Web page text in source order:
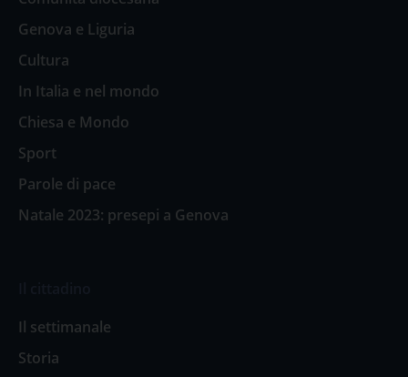
Genova e Liguria
Cultura
In Italia e nel mondo
Chiesa e Mondo
Sport
Parole di pace
Natale 2023: presepi a Genova
Il settimanale
Storia